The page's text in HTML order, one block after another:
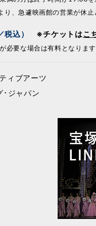
り、急遽映画館の営業が休
税込） ※チケットはこ
必要な場合は有料となりま
ィブアーツ
･ジャパン